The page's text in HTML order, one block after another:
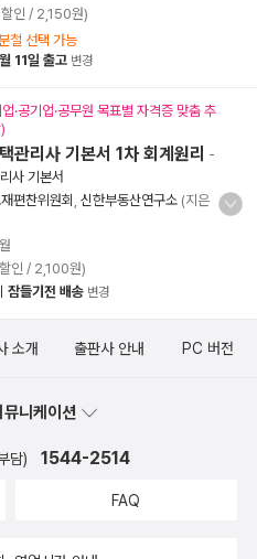
인 / 2,150원)
철 선택 가능
11일 출고 변경
·공기업·공무원 목표별 자격증 맞춤 추
리사 기본서 1차 회계원리 -
사 기본서
편찬위원회 신한부동산연구소 (지은
인 / 2,100원)
잠들기전 배송 변경
소개 출판사 안내 PC 버전
니케이션
담) 1544-2514
FAQ